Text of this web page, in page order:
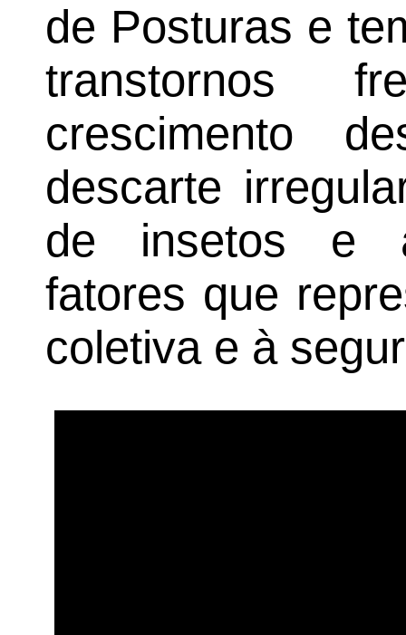
de Posturas e
transtornos
crescimento
descarte
de insetos e
fatores que
coletiva e à